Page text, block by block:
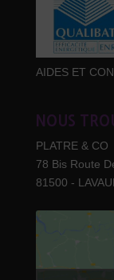
AIDES ET
NOUS
PLATRE & CO
78 Bis Route
81500 -